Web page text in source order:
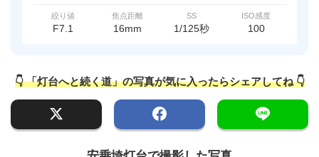
絞り値
F7.1
焦点距離
16mm
SS
1/125秒
ISO感度
100
👇 「灯台へと続く道」の写真が気に入ったらシェアしてね 👇